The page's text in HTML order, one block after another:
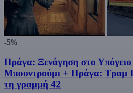
-5%
Πράγα: Ξενάγηση στο Υπόγειο
Μπουντρούμι + Πράγα: Τραμ
τη γραμμή 42